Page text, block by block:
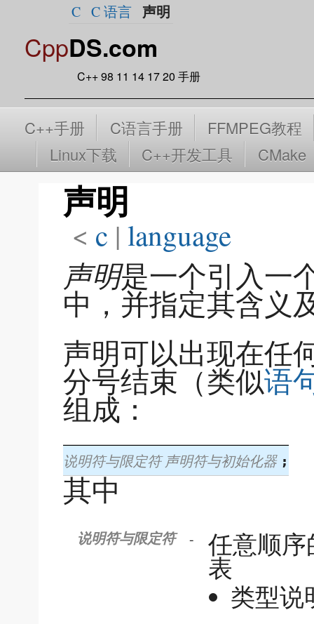
CppDS.com
C++ 98 11 14 17 20 手册
C++手册 C语言手册
FFMPEG教程
Linux下载
C++开发工具 CMake
声明
< c ‎ |language
C C 语言 声明
声明是一个引入一
中，并指定其含义
声明可以出现在任
分号结束（类似语
组成：
说明符与限定符 声明符与初始化器 ;
其中
说明符与限定符 - 任意顺
表
类型说